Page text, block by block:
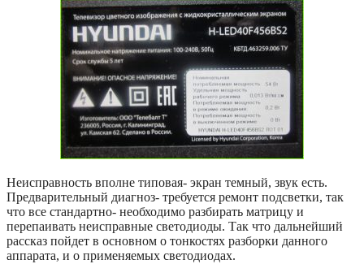
Неисправность вполне типовая- экран темный, звук есть.
Предварительный диагноз- требуется ремонт подсветки, так
что все стандартно- необходимо разбирать матрицу и
перепаивать неисправные светодиоды. Так что дальнейший
рассказ пойдет в основном о тонкостях разборки данного
аппарата, и о применяемых светодиодах.